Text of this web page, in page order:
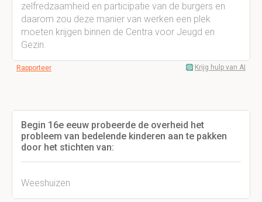
zelfredzaamheid en participatie van de burgers en
daarom zou deze manier van werken een plek
moeten krijgen binnen de Centra voor Jeugd en
Gezin.
Rapporteer Krijg hulp van AI
Begin 16e eeuw probeerde de overheid het
probleem van bedelende kinderen aan te pakken
door het stichten van:
Weeshuizen